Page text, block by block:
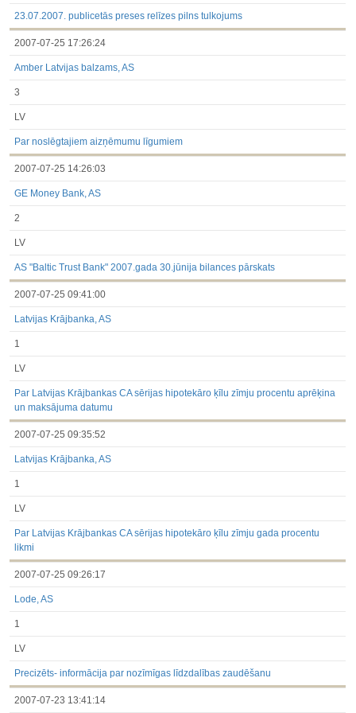
Till 2017.03.01
Financial Reports
Significant Events
Notifications on Holding
23.07.2007. publicetās preses relīzes pilns tulkojums
2007-07-25 17:26:24
Amber Latvijas balzams, AS
3
LV
Par noslēgtajiem aizņēmumu līgumiem
2007-07-25 14:26:03
GE Money Bank, AS
2
LV
AS "Baltic Trust Bank" 2007.gada 30.jūnija bilances pārskats
2007-07-25 09:41:00
Latvijas Krājbanka, AS
1
LV
Par Latvijas Krājbankas CA sērijas hipotekāro ķīlu zīmju procentu aprēķina
un maksājuma datumu
2007-07-25 09:35:52
Latvijas Krājbanka, AS
1
LV
Par Latvijas Krājbankas CA sērijas hipotekāro ķīlu zīmju gada procentu
likmi
2007-07-25 09:26:17
Lode, AS
1
LV
Precizēts- informācija par nozīmīgas līdzdalības zaudēšanu
2007-07-23 13:41:14